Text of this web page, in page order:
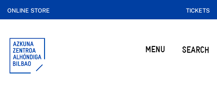
ONLINE STORE TICKETS
MENU SEARCH